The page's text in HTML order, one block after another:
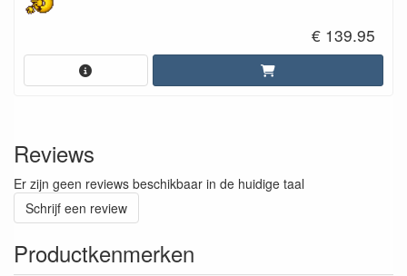
€ 139.95
Reviews
Er zijn geen reviews beschikbaar in de huidige taal
Schrijf een review
Productkenmerken